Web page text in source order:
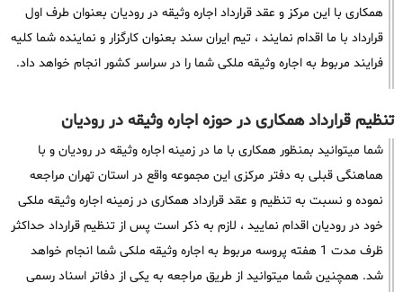
همکاری با این مرکز و عقد قرارداد اجاره وثیقه در رودیان بعنوان طرف اول
قرارداد با ما اقدام نمایند ، تیم ایران سند بعنوان کارگزار و نماینده شما کلیه
فرایند مربوط به اجاره وثیقه ملکی شما را در سراسر کشور انجام خواهد داد.
تنظیم قرارداد همکاری در حوزه اجاره وثیقه در رودیان
شما میتوانید بمنظور همکاری با ما در زمینه اجاره وثیقه در رودیان و با
هماهنگی قبلی به دفتر مرکزی این مجموعه واقع در استان تهران مراجعه
نموده و نسبت به تنظیم و عقد قرارداد همکاری در زمینه اجاره وثیقه ملکی
خود در رودیان اقدام نمایید ، لازم به ذکر است پس از تنظیم قرارداد حداکثر
ظرف مدت 1 هفته پروسه مربوط به اجاره وثیقه ملکی شما انجام خواهد
شد. همچنین شما میتوانید از طریق مراجعه به یکی از دفاتر اسناد رسمی